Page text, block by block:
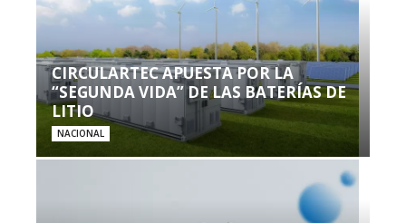
CIRCULARTEC APUESTA POR LA
“SEGUNDA VIDA” DE LAS BATERÍAS DE
LITIO
NACIONAL